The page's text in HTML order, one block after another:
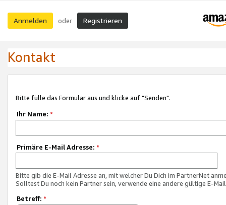
Anmelden oder Registrieren
Kontakt
Bitte fülle das Formular aus und klicke auf "Senden".
Ihr Name: *
Primäre E-Mail Adresse: *
Bitte gib die E-Mail Adresse an, mit welcher Du Dich im PartnerNet
Solltest Du noch kein Partner sein, verwende eine andere gültige E-
Betreff: *